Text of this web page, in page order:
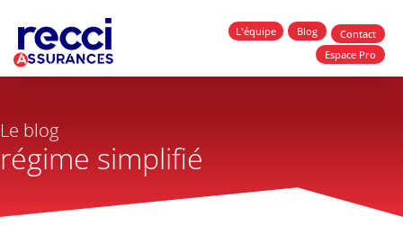
L'équipe Blog
Contact
Espace Pro
Le blog
régime simplifié